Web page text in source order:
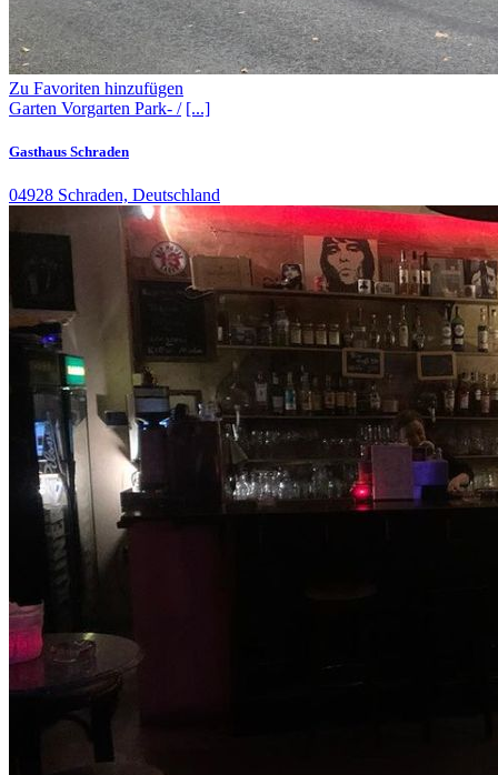
Zu Favoriten hinzufügen
Garten Vorgarten Park- / [...]
Gasthaus Schraden
04928 Schraden, Deutschland